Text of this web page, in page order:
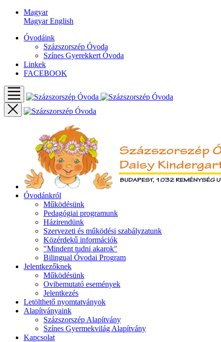
Magyar
MagyarEnglish
Óvodáink
Százszorszép Óvoda
Színes Gyerekkert Óvoda
Linkek
FACEBOOK
Óvodánkról
Működésünk
Pedagógiai programunk
Házirendünk
Szervezeti és működési szabályzatunk
Közérdekű információk
"Mindent tudni akarok"
Bilingual Óvodai Program
Jelentkezőknek
Működésünk
Ovibemutató események
Jelentkezés
Letölthető nyomtatványok
Alapítványaink
Százszorszép Alapítvány
Színes Gyermekvilág Alapítvány
Kapcsolat